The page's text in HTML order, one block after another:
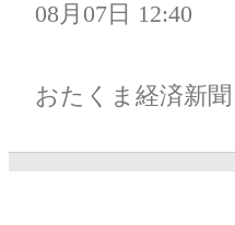
08月07日 12:40
おたくま経済新聞